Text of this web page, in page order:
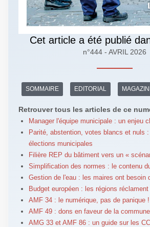
Cet article a été publié
n°444 - AVRIL 2026
SOMMAIRE EDITORIAL
Retrouver tous les articles de ce
Manager l'équipe municipale : un enjeu
Parité, abstention, votes blancs et nuls
élections municipales
Filière REP du bâtiment vers un «
Simplification des normes : le contenu
Gestion de l'eau : les maires ont besoin
Budget européen : les régions
AMF 34 : le numérique, pas de panique !
AMF 49 : dons en faveur de la commune
AMG 33 et AMF 86 : un guide sur les